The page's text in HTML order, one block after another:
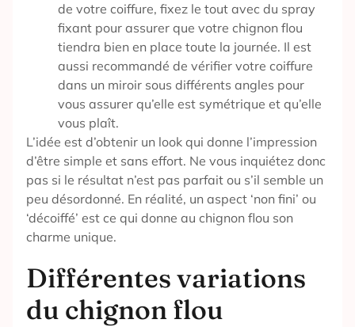
de votre coiffure, fixez le tout avec du spray
fixant pour assurer que votre chignon flou
tiendra bien en place toute la journée. Il est
aussi recommandé de vérifier votre coiffure
dans un miroir sous différents angles pour
vous assurer qu’elle est symétrique et qu’elle
vous plaît.
L’idée est d’obtenir un look qui donne l’impression
d’être simple et sans effort. Ne vous inquiétez donc
pas si le résultat n’est pas parfait ou s’il semble un
peu désordonné. En réalité, un aspect ‘non fini’ ou
‘décoiffé’ est ce qui donne au chignon flou son
charme unique.
Différentes variations
du chignon flou